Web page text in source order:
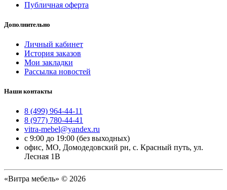
Публичная оферта
Дополнительно
Личный кабинет
История заказов
Мои закладки
Рассылка новостей
Наши контакты
8 (499) 964-44-11
8 (977) 780-44-41
vitra-mebel@yandex.ru
с 9:00 до 19:00 (без выходных)
офис, МО, Домодедовский рн, с. Красный путь, ул.
Лесная 1В
«Витра мебель» © 2026